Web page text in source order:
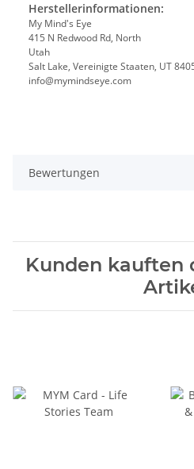
Herstellerinformationen:
My Mind's Eye
415 N Redwood Rd, North
Utah
Salt Lake, Vereinigte Staaten, UT
info@mymindseye.com
Bewertungen
Kunden kauften